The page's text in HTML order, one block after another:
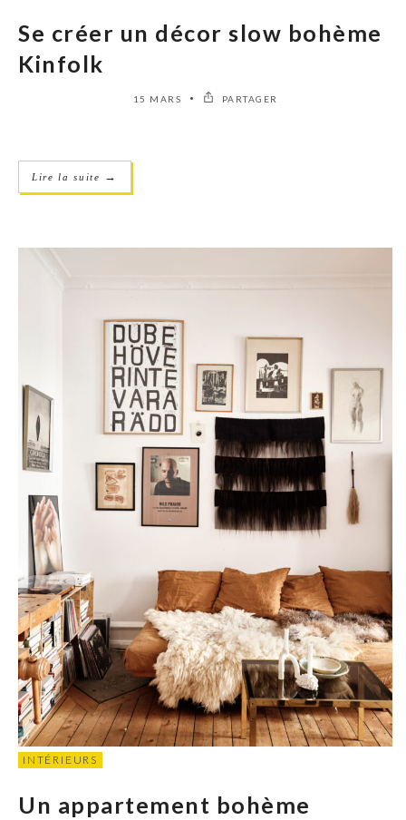
Se créer un décor slow bohème
Kinfolk
15 MARS PARTAGER
Lire la suite →
INTÉRIEURS
Un appartement bohème